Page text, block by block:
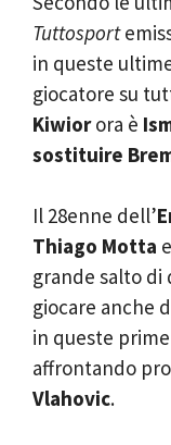
Tuttosport
in queste
giocatore su
Kiwiorora è
sostituire
Il 28enne dell’
Thiago Motta
grande salto di
giocare anche
in queste
affrontando
Vlahovic.